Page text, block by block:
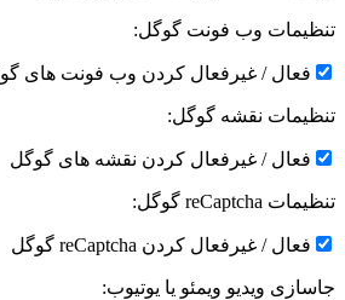
تنظیمات وب فونت گوگل:
فعال / غیرفعال کردن وب فونت های
تنظیمات نقشه گوگل:
فعال / غیرفعال کردن نقشه های گوگل
تنظیمات reCaptcha گوگل:
فعال / غیرفعال کردن reCaptcha گوگل
جاسازی ویدیو ویمئو یا یوتیوب: